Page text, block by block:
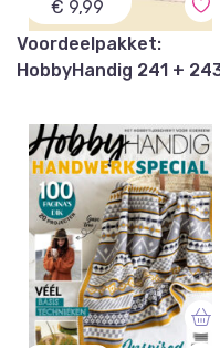
€ 9,99
Voordeelpakket:
HobbyHandig 241 +